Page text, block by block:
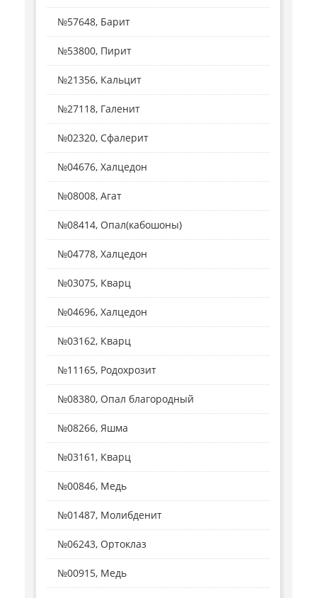
№57648, Барит
№53800, Пирит
№21356, Кальцит
№27118, Галенит
№02320, Сфалерит
№04676, Халцедон
№08008, Агат
№08414, Опал(кабошоны)
№04778, Халцедон
№03075, Кварц
№04696, Халцедон
№03162, Кварц
№11165, Родохрозит
№08380, Опал благородный
№08266, Яшма
№03161, Кварц
№00846, Медь
№01487, Молибденит
№06243, Ортоклаз
№00915, Медь